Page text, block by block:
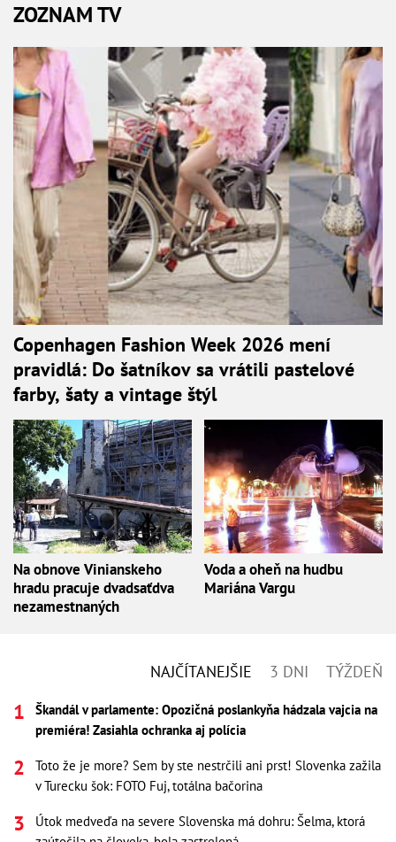
ZOZNAM TV
Copenhagen Fashion Week 2026 mení
pravidlá: Do šatníkov sa vrátili pastelové
farby, šaty a vintage štýl
Na obnove Vinianskeho
hradu pracuje dvadsaťdva
nezamestnaných
Voda a oheň na hudbu
Mariána Vargu
NAJČÍTANEJŠIE 3 DNI TÝŽDEŇ
Škandál v parlamente: Opozičná poslankyňa hádzala vajcia na
premiéra! Zasiahla ochranka aj polícia
Toto že je more? Sem by ste nestrčili ani prst! Slovenka zažila
v Turecku šok: FOTO Fuj, totálna bačorina
Útok medveďa na severe Slovenska má dohru: Šelma, ktorá